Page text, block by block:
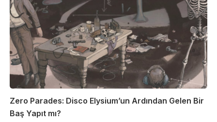
Zero Parades: Disco Elysium’un Ardından Gelen Bir
Baş Yapıt mı?